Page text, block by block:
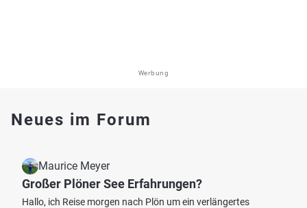
Werbung
Neues im Forum
Maurice Meyer
Großer Plöner See Erfahrungen?
Hallo, ich Reise morgen nach Plön um ein verlängertes